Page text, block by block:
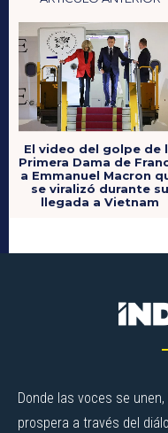
El video del golpe de
Primera Dama de
a Emmanuel Macron
se viralizó durante su
llegada a Vietnam
Donde las voces se
prospera a través del